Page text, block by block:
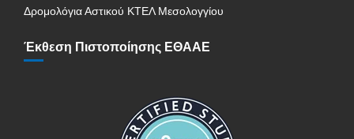
Δρομολόγια Αστικού ΚΤΕΛ Μεσολογγίου
Έκθεση Πιστοποίησης ΕΘΑΑΕ